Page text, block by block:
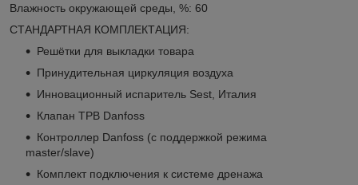
Влажность окружающей среды, %: 60
СТАНДАРТНАЯ КОМПЛЕКТАЦИЯ:
Решётки для выкладки товара
Принудительная циркуляция воздуха
Инновационный испаритель Sest, Италия
Клапан ТРВ Danfoss
Контроллер Danfoss (с поддержкой режима
master/slave)
Комплект подключения к системе дренажа